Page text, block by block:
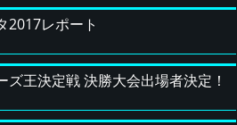
2017レポート
ズ王決定戦 決勝大会出場者決定！